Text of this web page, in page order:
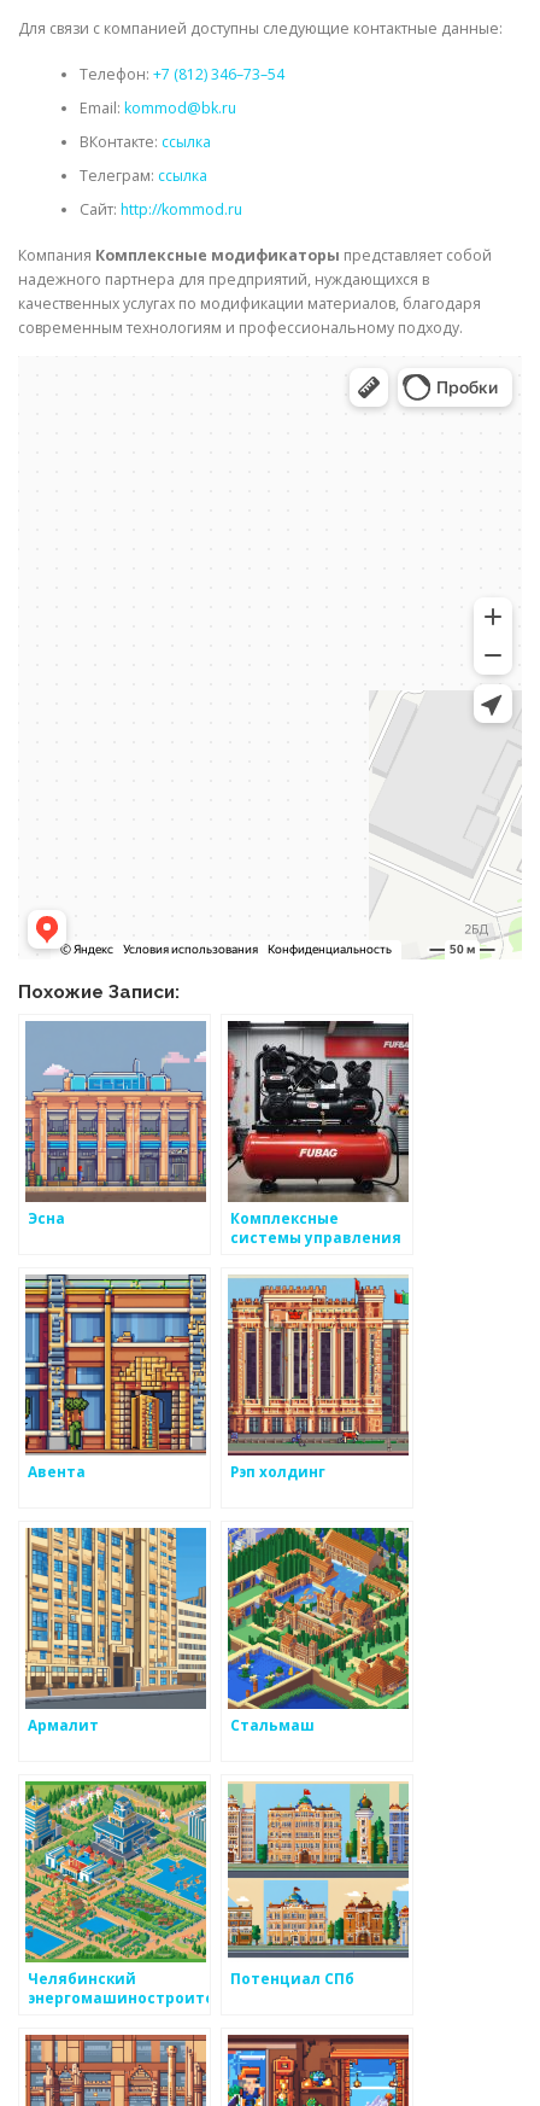
Для связи с компанией доступны следующие контактные данные:
Телефон: +7 (812) 346–73–54
Email: kommod@bk.ru
ВКонтакте: ссылка
Телеграм: ссылка
Сайт: http://kommod.ru
Компания Комплексные модификаторы представляет собой
надежного партнера для предприятий, нуждающихся в
качественных услугах по модификации материалов, благодаря
современным технологиям и профессиональному подходу.
Похожие Записи:
Эсна
Комплексные
системы управления
Авента Рэп холдинг
Армалит Стальмаш
Челябинский
энергомашиностроительный
Потенциал СПб